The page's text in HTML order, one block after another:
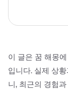
이 글은 꿈 해몽
입니다. 실제 상
니, 최근의 경험